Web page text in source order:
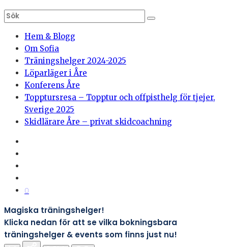
Hem & Blogg
Om Sofia
Träningshelger 2024-2025
Löparläger i Åre
Konferens Åre
Topptursresa – Topptur och offpisthelg för tjejer,
Sverige 2025
Skidlärare Åre – privat skidcoachning
0
Magiska träningshelger!
Klicka nedan för att se vilka bokningsbara
träningshelger & events som finns just nu!